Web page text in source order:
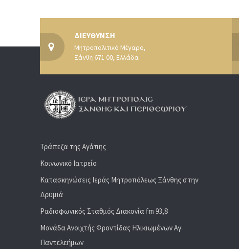
ΔΙΕΥΘΥΝΣΗ
Μητροπολιτικό Μέγαρο,
Ξάνθη 671 00, Ελλάδα
Τράπεζα της Αγάπης
Κοινωνικό Ιατρείο
Κατασκηνώσεις Ιεράς Μητροπόλεως Ξάνθης στην
Δρυμιά
Ραδιoφωνικός Σταθμός Διακονία fm 93,8
Μονάδα Ανοιχτής Φροντίδας Ηλικιωμένων Αγ.
Παντελεήμων